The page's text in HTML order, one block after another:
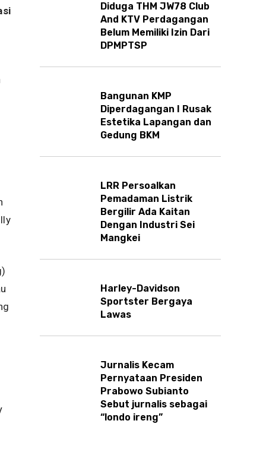
Diduga THM JW78 Club
And KTV Perdagangan
Belum Memiliki Izin Dari
DPMPTSP
Bangunan KMP
Diperdagangan I Rusak
Estetika Lapangan dan
Gedung BKM
LRR Persoalkan
Pemadaman Listrik
Bergilir Ada Kaitan
Dengan Industri Sei
Mangkei
Harley-Davidson
Sportster Bergaya
Lawas
Jurnalis Kecam
Pernyataan Presiden
Prabowo Subianto
Sebut jurnalis sebagai
“londo ireng”